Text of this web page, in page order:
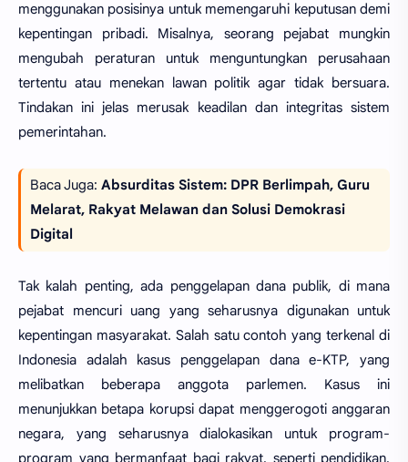
menggunakan posisinya untuk memengaruhi keputusan demi
kepentingan pribadi. Misalnya, seorang pejabat mungkin
mengubah peraturan untuk menguntungkan perusahaan
tertentu atau menekan lawan politik agar tidak bersuara.
Tindakan ini jelas merusak keadilan dan integritas sistem
pemerintahan.
Baca Juga: Absurditas Sistem: DPR Berlimpah, Guru
Melarat, Rakyat Melawan dan Solusi Demokrasi
Digital
Tak kalah penting, ada penggelapan dana publik, di mana
pejabat mencuri uang yang seharusnya digunakan untuk
kepentingan masyarakat. Salah satu contoh yang terkenal di
Indonesia adalah kasus penggelapan dana e-KTP, yang
melibatkan beberapa anggota parlemen. Kasus ini
menunjukkan betapa korupsi dapat menggerogoti anggaran
negara, yang seharusnya dialokasikan untuk program-
program yang bermanfaat bagi rakyat, seperti pendidikan,